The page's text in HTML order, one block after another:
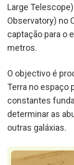
Large
Observatory) no
captação para o
metros.
O objectivo é
Terra no espaço
constantes
determinar as
outras galáxias.